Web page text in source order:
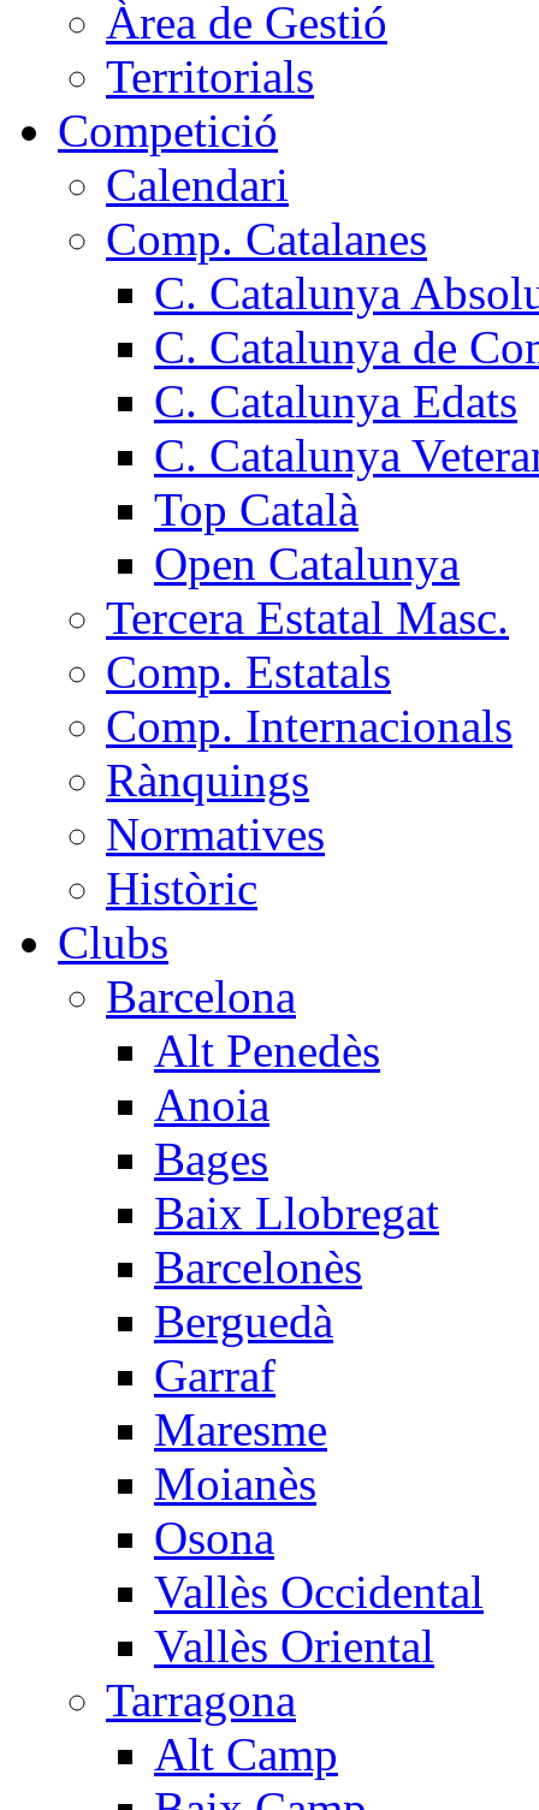
Àrea de Gestió
Territorials
Competició
Calendari
Comp. Catalanes
C. Catalunya
C. Catalunya de
C. Catalunya Edats
C. Catalunya
Top Català
Open Catalunya
Tercera Estatal Masc.
Comp. Estatals
Comp. Internacionals
Rànquings
Normatives
Històric
Clubs
Barcelona
Alt Penedès
Anoia
Bages
Baix Llobregat
Barcelonès
Berguedà
Garraf
Maresme
Moianès
Osona
Vallès Occidental
Vallès Oriental
Tarragona
Alt Camp